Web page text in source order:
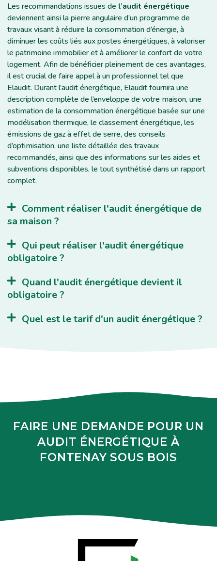
Les recommandations issues de l’audit énergétique
deviennent ainsi la pierre angulaire d’un programme de
travaux visant à réduire la consommation d’énergie, à
diminuer les coûts liés aux postes énergétiques, à valoriser
le patrimoine immobilier et à améliorer le confort de votre
logement. Afin de bénéficier pleinement de ces avantages,
il est crucial de faire appel à un professionnel tel que
Elaudit. Durant l’audit énergétique, Elaudit fournira une
description complète de l’enveloppe de votre maison, une
estimation de la consommation énergétique basée sur une
modélisation thermique, le classement énergétique, les
émissions de gaz à effet de serre, des conseils
d’optimisation, une liste détaillée des travaux
recommandés, ainsi que des informations sur les aides et
subventions disponibles, le tout synthétisé dans un rapport
complet.
Comment réaliser l'audit énergétique de
sa maison ?
Qui peut réaliser l'audit énergétique
obligatoire ?
Quand l'audit énergétique devient il
obligatoire ?
Quel est le tarif d'un audit énergétique ?
FAIRE UNE DEMANDE POUR UN
AUDIT ÉNERGÉTIQUE À
FONTENAY SOUS BOIS